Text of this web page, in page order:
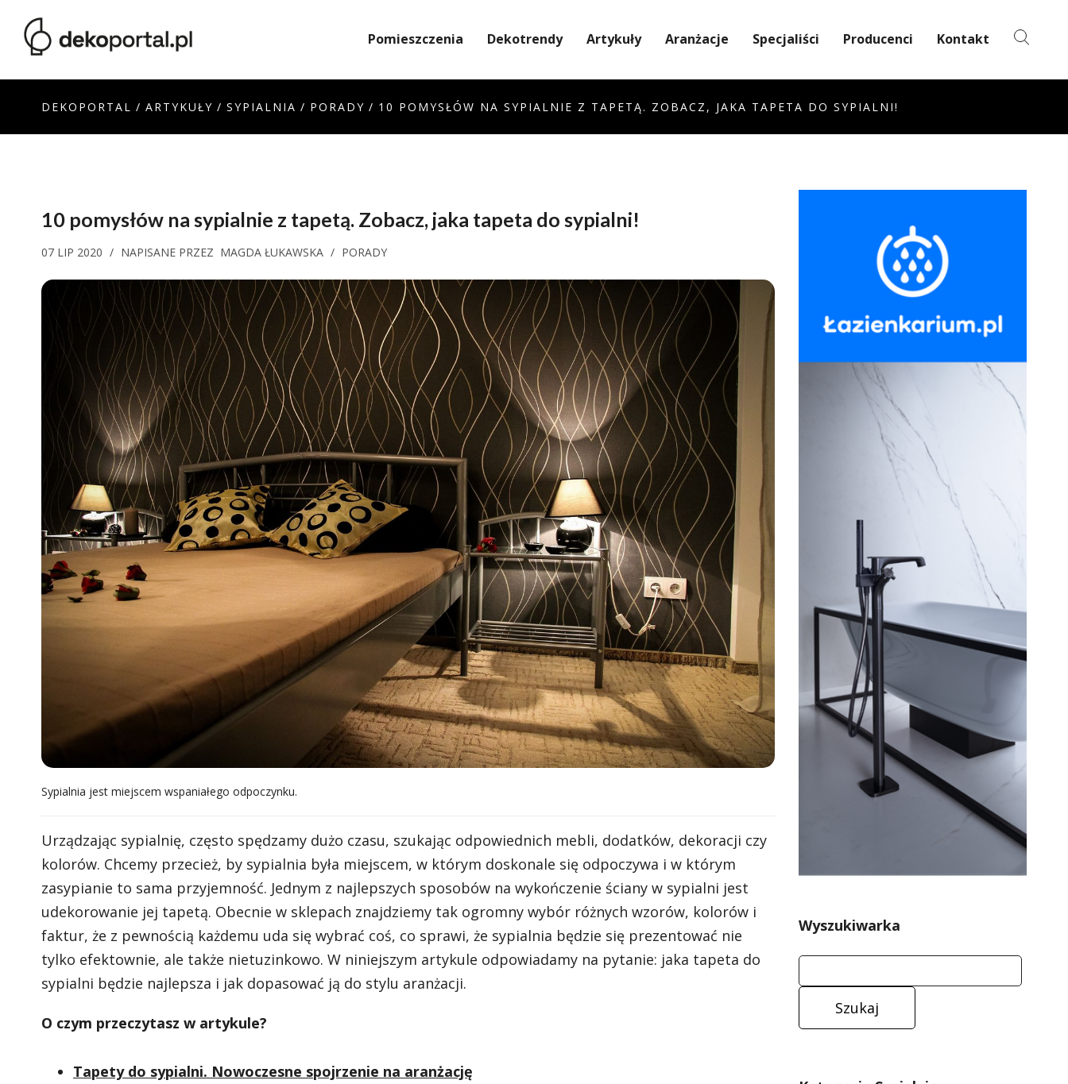
Pomieszczenia Dekotrendy Artykuły Aranżacje Specjaliści Producenci Kontakt
DEKOPORTAL / ARTYKUŁY / SYPIALNIA / PORADY / 10 POMYSŁÓW NA SYPIALNIE Z TAPETĄ. ZOBACZ, JAKA TAPETA DO SYPIALNI!
10 pomysłów na sypialnie z tapetą. Zobacz, jaka tapeta do sypialni!
07 LIP 2020 / NAPISANE PRZEZ MAGDA ŁUKAWSKA / PORADY
Sypialnia jest miejscem wspaniałego odpoczynku.
Urządzając sypialnię, często spędzamy dużo czasu, szukając odpowiednich mebli, dodatków, dekoracji czy
kolorów. Chcemy przecież, by sypialnia była miejscem, w którym doskonale się odpoczywa i w którym
zasypianie to sama przyjemność. Jednym z najlepszych sposobów na wykończenie ściany w sypialni jest
udekorowanie jej tapetą. Obecnie w sklepach znajdziemy tak ogromny wybór różnych wzorów, kolorów i
faktur, że z pewnością każdemu uda się wybrać coś, co sprawi, że sypialnia będzie się prezentować nie
tylko efektownie, ale także nietuzinkowo. W niniejszym artykule odpowiadamy na pytanie: jaka tapeta do
sypialni będzie najlepsza i jak dopasować ją do stylu aranżacji.
O czym przeczytasz w artykule?
Tapety do sypialni. Nowoczesne spojrzenie na aranżację
Wyszukiwarka